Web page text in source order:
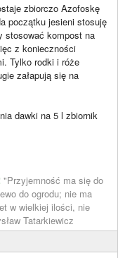
zbiorczo Azofoskę
początku jesieni stosuję
stosować kompost na
z konieczności
Tylko rodki i róże
załapują się na
dawki na 5 l zbiornik
"Przyjemność ma się do
do ogrodu; nie ma
w wielkiej ilości, nie
Tatarkiewicz